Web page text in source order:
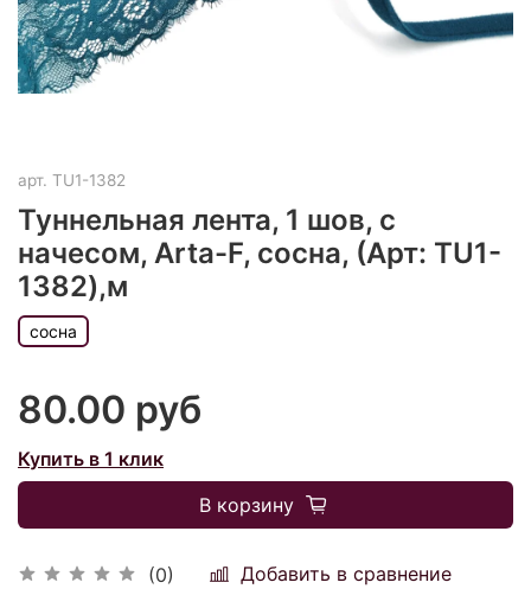
арт. TU1-1382
Туннельная лента, 1 шов, с
начесом, Arta-F, сосна, (Арт: TU1-
1382),м
(0) Добавить в сравнение
сосна
80.00 руб
Купить в 1 клик
В корзину